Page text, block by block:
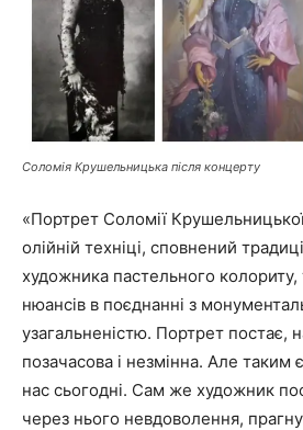
Соломія Крушельницька після концерту
«Портрет Соломії
олійній техніці, сповнений
художника пастельного колориту,
нюансів в поєднанні з
узагальненістю. Портрет постає,
позачасова і незмінна. Але таким
нас сьогодні. Сам же художник
через нього невдоволення,